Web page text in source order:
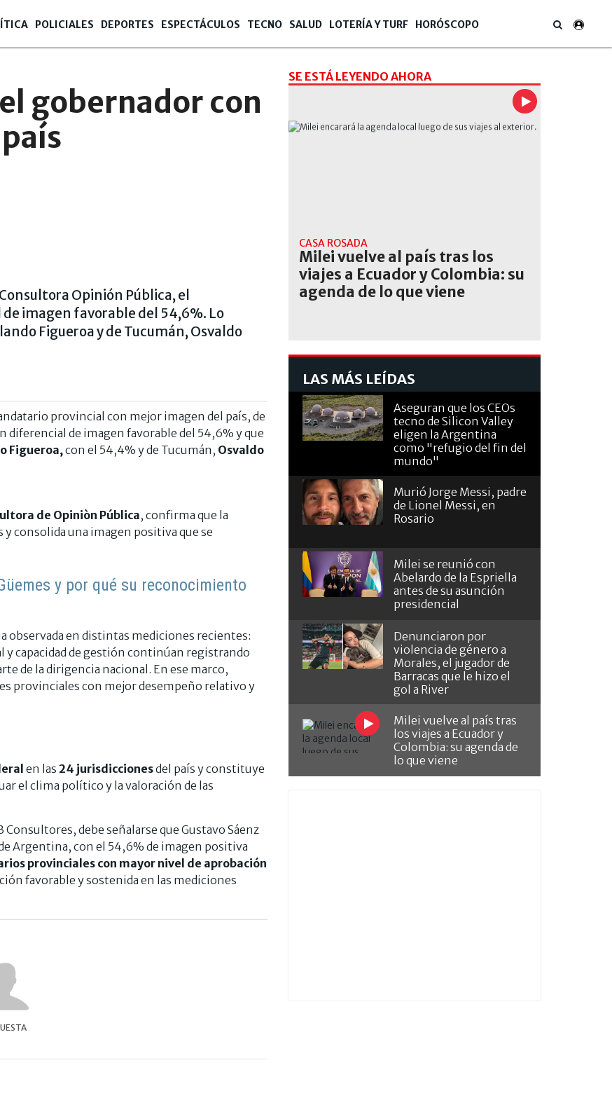
POLICIALES DEPORTES ESPECTÁCULOS TECNO SALUD LOTERÍA Y TURF HORÓSCOPO
gobernador con
Opinión Pública, el
imagen favorable del 54,6%. Lo
Figueroa y de Tucumán, Osvaldo
provincial con mejor imagen del país, de
diferencial de imagen favorable del 54,6% y que
Figueroa,con el 54,4% y de Tucumán, Osvaldo
de Opiniòn Pública, confirma que la
consolida una imagen positiva que se
y por qué su reconocimiento
en distintas mediciones recientes:
capacidad de gestión continúan registrando
de la dirigencia nacional. En ese marco,
provinciales con mejor desempeño relativo y
en las 24 jurisdiccionesdel país y constituye
el clima político y la valoración de las
debe señalarse que Gustavo Sáenz
Argentina, con el 54,6% de imagen positiva
provinciales con mayor nivel de aprobación
favorable y sostenida en las mediciones
SE ESTÁ LEYENDO AHORA
CASA ROSADA
Milei vuelve al país tras los
viajes a Ecuador y Colombia: su
agenda de lo que viene
LAS MÁS LEÍDAS
Aseguran que los CEOs
tecno de Silicon Valley
eligen la Argentina
como "refugio del fin del
mundo"
Murió Jorge Messi, padre
de Lionel Messi, en
Rosario
Milei se reunió con
Abelardo de la Espriella
antes de su asunción
presidencial
Denunciaron por
violencia de género a
Morales, el jugador de
Barracas que le hizo el
gol a River
Milei vuelve al país tras
los viajes a Ecuador y
Colombia: su agenda de
lo que viene